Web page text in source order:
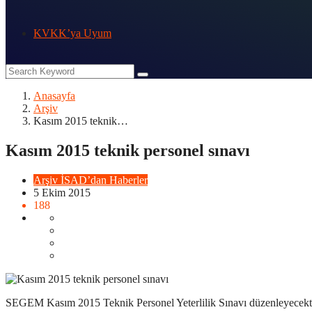
KVKK’ya Uyum
Anasayfa
Arşiv
Kasım 2015 teknik…
Kasım 2015 teknik personel sınavı
Arşiv İSAD’dan Haberler
5 Ekim 2015
188
SEGEM Kasım 2015 Teknik Personel Yeterlilik Sınavı